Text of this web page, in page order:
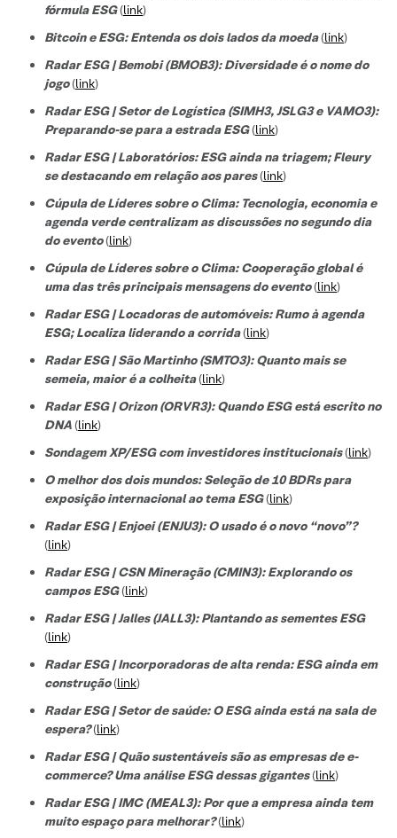
fórmula ESG(link)
Bitcoin e ESG: Entenda os dois lados da moeda(link)
Radar ESG | Bemobi (BMOB3): Diversidade é o nome do
jogo(link)
Radar ESG | Setor de Logística (SIMH3, JSLG3 e VAMO3):
Preparando-se para a estrada ESG(link)
Radar ESG | Laboratórios: ESG ainda na triagem; Fleury
se destacando em relação aos pares(link)
Cúpula de Líderes sobre o Clima: Tecnologia, economia e
agenda verde centralizam as discussões no segundo dia
do evento(link)
Cúpula de Líderes sobre o Clima: Cooperação global é
uma das três principais mensagens do evento(link)
Radar ESG | Locadoras de automóveis: Rumo à agenda
ESG; Localiza liderando a corrida(link)
Radar ESG | São Martinho (SMTO3): Quanto mais se
semeia, maior é a colheita(link)
Radar ESG | Orizon (ORVR3): Quando ESG está escrito no
DNA(link)
Sondagem XP/ESG com investidores institucionais(link)
O melhor dos dois mundos: Seleção de 10 BDRs para
exposição internacional ao tema ESG(link)
Radar ESG | Enjoei (ENJU3): O usado é o novo “novo”?
(link)
Radar ESG | CSN Mineração (CMIN3): Explorando os
campos ESG(link)
Radar ESG | Jalles (JALL3): Plantando as sementes ESG
(link)
Radar ESG | Incorporadoras de alta renda: ESG ainda em
construção(link)
Radar ESG | Setor de saúde: O ESG ainda está na sala de
espera?(link)
Radar ESG | Quão sustentáveis são as empresas de e-
commerce? Uma análise ESG dessas gigantes(link)
Radar ESG | IMC (MEAL3): Por que a empresa ainda tem
muito espaço para melhorar?(link)